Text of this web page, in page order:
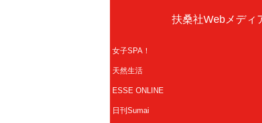
扶桑社Webメディ
女子SPA！
天然生活
ESSE ONLINE
日刊Sumai